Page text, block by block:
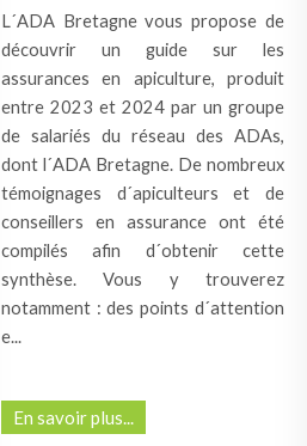
L´ADA Bretagne vous propose de
découvrir un guide sur les
assurances en apiculture, produit
entre 2023 et 2024 par un groupe
de salariés du réseau des ADAs,
dont l´ADA Bretagne. De nombreux
témoignages d´apiculteurs et de
conseillers en assurance ont été
compilés afin d´obtenir cette
synthèse. Vous y trouverez
notamment : des points d´attention
e...
En savoir plus...